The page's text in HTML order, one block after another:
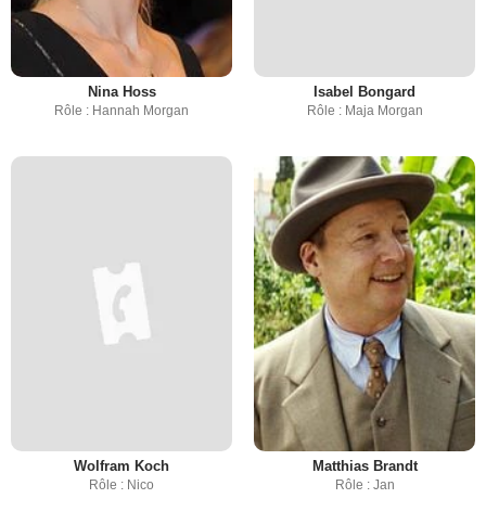
Nina Hoss
Rôle : Hannah Morgan
Isabel Bongard
Rôle : Maja Morgan
Wolfram Koch
Rôle : Nico
Matthias Brandt
Rôle : Jan